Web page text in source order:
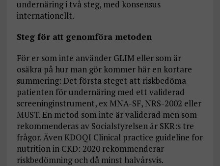
undernäring i två steg, med konsensus
internationellt.
Steg för att genomföra metoden
För er som inte använder GLIM eller som är
osäkra på hur man gör kommer här en kortare
summering: Det första steget att riskbedöma
patienten för undernäring med ett validerad
screeninginstrument, ex MNA-SF, NRS-2002 eller
MUST. En metod som inte är validerad men som
rekommenderas av Socialstyrelsen är SKR:s tre
frågor. Även KDOQI Clinical practice guideline for
nutrition in CKD: 2020 rekommenderar
riskbedömning och då minst halvårsvis.